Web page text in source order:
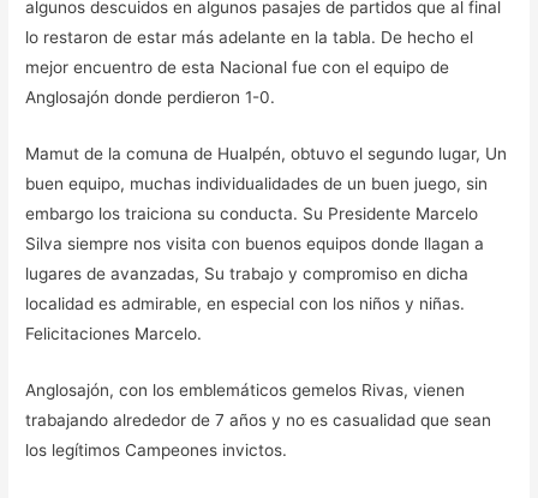
algunos descuidos en algunos pasajes de partidos que al final
lo restaron de estar más adelante en la tabla. De hecho el
mejor encuentro de esta Nacional fue con el equipo de
Anglosajón donde perdieron 1-0.
Mamut de la comuna de Hualpén, obtuvo el segundo lugar, Un
buen equipo, muchas individualidades de un buen juego, sin
embargo los traiciona su conducta. Su Presidente Marcelo
Silva siempre nos visita con buenos equipos donde llagan a
lugares de avanzadas, Su trabajo y compromiso en dicha
localidad es admirable, en especial con los niños y niñas.
Felicitaciones Marcelo.
Anglosajón, con los emblemáticos gemelos Rivas, vienen
trabajando alrededor de 7 años y no es casualidad que sean
los legítimos Campeones invictos.